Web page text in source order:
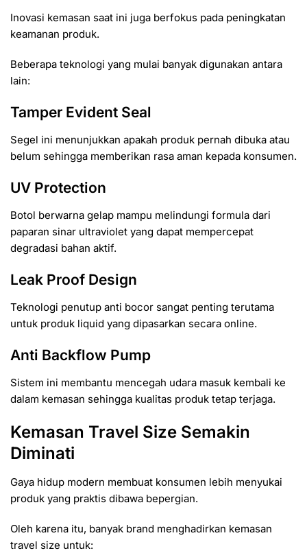
Inovasi kemasan saat ini juga berfokus pada peningkatan
keamanan produk.
Beberapa teknologi yang mulai banyak digunakan antara
lain:
Tamper Evident Seal
Segel ini menunjukkan apakah produk pernah dibuka atau
belum sehingga memberikan rasa aman kepada konsumen.
UV Protection
Botol berwarna gelap mampu melindungi formula dari
paparan sinar ultraviolet yang dapat mempercepat
degradasi bahan aktif.
Leak Proof Design
Teknologi penutup anti bocor sangat penting terutama
untuk produk liquid yang dipasarkan secara online.
Anti Backflow Pump
Sistem ini membantu mencegah udara masuk kembali ke
dalam kemasan sehingga kualitas produk tetap terjaga.
Kemasan Travel Size Semakin
Diminati
Gaya hidup modern membuat konsumen lebih menyukai
produk yang praktis dibawa bepergian.
Oleh karena itu, banyak brand menghadirkan kemasan
travel size untuk: